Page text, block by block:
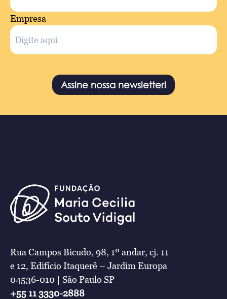
Empresa
Assine nossa newsletter!
Rua Campos Bicudo, 98, 1º andar, cj. 11
e 12, Edifício Itaquerê – Jardim Europa
04536-010 | São Paulo SP
+55 11 3330-2888